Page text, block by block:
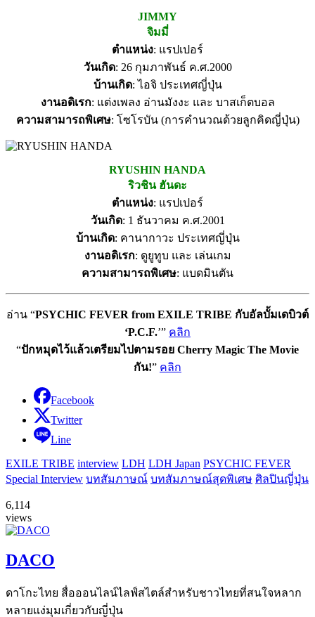
JIMMY
จิมมี่
ตำแหน่ง: แรปเปอร์
วันเกิด: 26 กุมภาพันธ์ ค.ศ.2000
บ้านเกิด: ไอจิ ประเทศญี่ปุ่น
งานอดิเรก: แต่งเพลง อ่านมังงะ และ บาสเก็ตบอล
ความสามารถพิเศษ: โซโรบัน (การคำนวณด้วยลูกคิดญี่ปุ่น)
RYUSHIN HANDA
ริวชิน ฮันดะ
ตำแหน่ง: แรปเปอร์
วันเกิด: 1 ธันวาคม ค.ศ.2001
บ้านเกิด: คานากาวะ ประเทศญี่ปุ่น
งานอดิเรก: ดูยูทูบ และ เล่นเกม
ความสามารถพิเศษ: แบดมินตัน
อ่าน “PSYCHIC FEVER from EXILE TRIBE กับอัลบั้มเดบิวต์
‘P.C.F.’” คลิก
“ปักหมุดไว้แล้วเตรียมไปตามรอย Cherry Magic The Movie
กัน!” คลิก
Facebook
Twitter
Line
EXILE TRIBE interview LDH LDH Japan PSYCHIC FEVER
Special Interview บทสัมภาษณ์ บทสัมภาษณ์สุดพิเศษ ศิลปินญี่ปุ่น
6,114
views
DACO
ดาโกะไทย สื่อออนไลน์ไลฟ์สไตล์สำหรับชาวไทยที่สนใจหลาก
หลายแง่มุมเกี่ยวกับญี่ปุ่น